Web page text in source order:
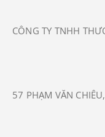
CÔNG TY TNHH
57 PHẠM VĂN